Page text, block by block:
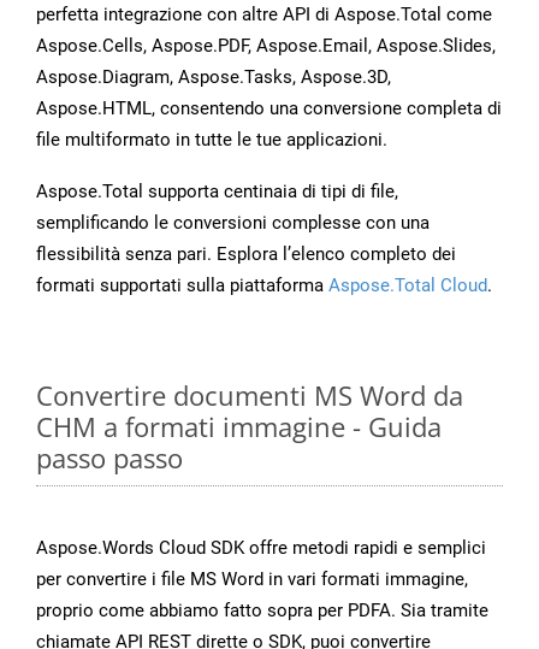
perfetta integrazione con altre API di Aspose.Total come
Aspose.Cells, Aspose.PDF, Aspose.Email, Aspose.Slides,
Aspose.Diagram, Aspose.Tasks, Aspose.3D,
Aspose.HTML, consentendo una conversione completa di
file multiformato in tutte le tue applicazioni.
Aspose.Total supporta centinaia di tipi di file,
semplificando le conversioni complesse con una
flessibilità senza pari. Esplora l’elenco completo dei
formati supportati sulla piattaforma Aspose.Total Cloud.
Convertire documenti MS Word da
CHM a formati immagine - Guida
passo passo
Aspose.Words Cloud SDK offre metodi rapidi e semplici
per convertire i file MS Word in vari formati immagine,
proprio come abbiamo fatto sopra per PDFA. Sia tramite
chiamate API REST dirette o SDK, puoi convertire